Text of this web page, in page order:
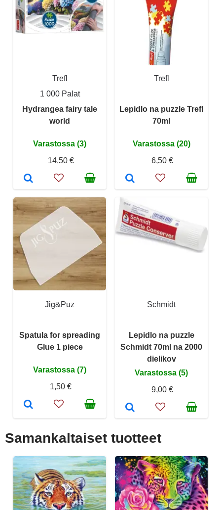
Trefl
1 000 Palat
Hydrangea fairy tale
world
Varastossa (3)
14,50 €
Trefl
Lepidlo na puzzle Trefl
70ml
Varastossa (20)
6,50 €
Jig&Puz
Spatula for spreading
Glue 1 piece
Varastossa (7)
1,50 €
Schmidt
Lepidlo na puzzle
Schmidt 70ml na 2000
dielikov
Varastossa (5)
9,00 €
Samankaltaiset tuotteet